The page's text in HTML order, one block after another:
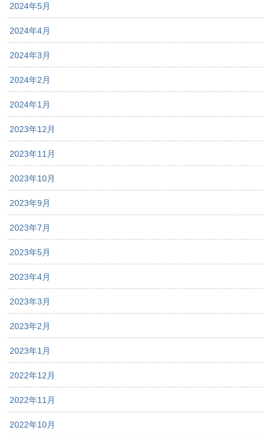
2024年5月
2024年4月
2024年3月
2024年2月
2024年1月
2023年12月
2023年11月
2023年10月
2023年9月
2023年7月
2023年5月
2023年4月
2023年3月
2023年2月
2023年1月
2022年12月
2022年11月
2022年10月